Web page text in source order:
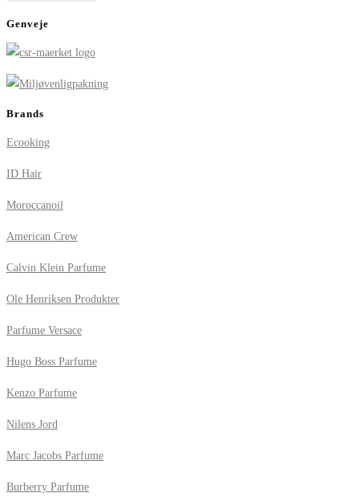
Genveje
Brands
Ecooking
ID Hair
Moroccanoil
American Crew
Calvin Klein Parfume
Ole Henriksen Produkter
Parfume Versace
Hugo Boss Parfume
Kenzo Parfume
Nilens Jord
Marc Jacobs Parfume
Burberry Parfume